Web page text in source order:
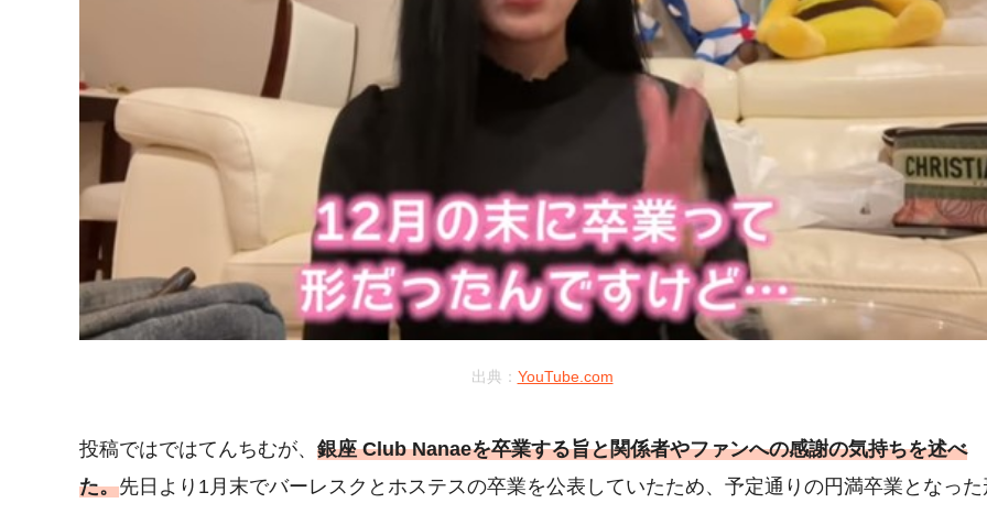
出典： YouTube.com
投稿ではではてんちむが、 銀座 Club Nanaeを卒業する旨と関係者やファンへの感謝の気持ちを述べ
た。先日より1月末でバーレスクとホステスの卒業を公表していたため、予定通りの円満卒業となった